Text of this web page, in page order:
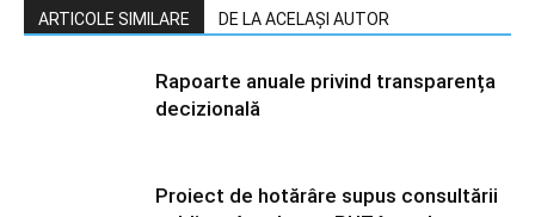
ARTICOLE SIMILARE DE LA ACELAȘI AUTOR
Rapoarte anuale privind transparența
decizională
Proiect de hotărâre supus consultării